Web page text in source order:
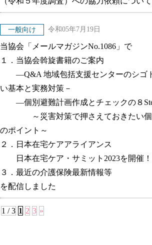
一般向け 令和05年7月19日
当協会「メールマガジンNo.1086」で
１．当協会斡旋書籍のご案内
―Q&A 地域包括支援センターのシゴ
い基本と実務対策－
―個別避難計画作成とチェックの８
～災害対策で押さえておきたい個
のポイント～
２．日本在宅ケアアライアンス
日本在宅ケア・サミット2023を開催！
３．最近の介護保険最新情報等
を配信しました
1 / 3 1 2 3 »